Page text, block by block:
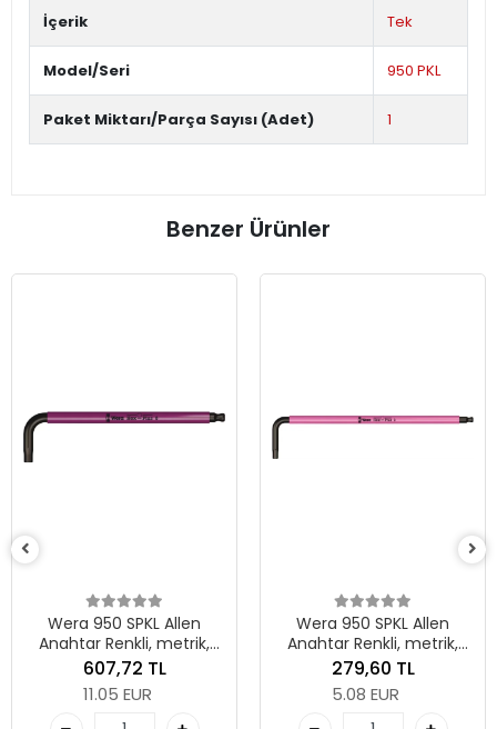
İçerik Tek
Model/Seri 950 PKL
Paket Miktarı/Parça Sayısı (Adet) 1
Benzer Ürünler
Wera 950 SPKL Allen
Anahtar Renkli, metrik,
BlackLaser, 8 x 195 mm
607,72 TL
11.05 EUR
Wera 950 SPKL Allen
Anahtar Renkli, metrik,
BlackLaser, 3 x 123 mm
279,60 TL
5.08 EUR